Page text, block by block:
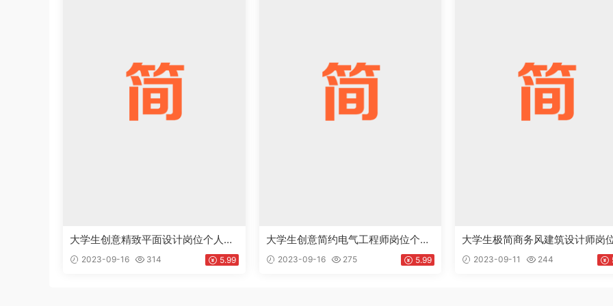
大学生创意精致平面设计岗位个人求
职简历Word模板下载doc
2023-09-16 314 5.99
大学生创意简约电气工程师岗位个人
工作简历Word模板下载doc
2023-09-16 275 5.99
大学生极简商务风建筑设计师岗
人工作简历Word模板下载doc
2023-09-11 244